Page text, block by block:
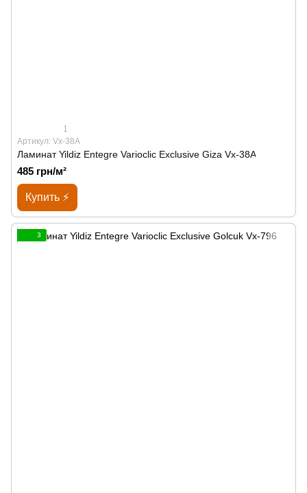
1
Артикул: Vx-38A
Ламинат Yildiz Entegre Varioclic Exclusive Giza Vx-38A
485 грн/м²
Купить ⚡
3